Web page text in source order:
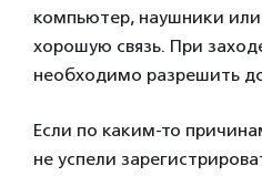
компьютер, наушники
хорошую связь. При
необходимо разрешить
Если по каким-то
не успели